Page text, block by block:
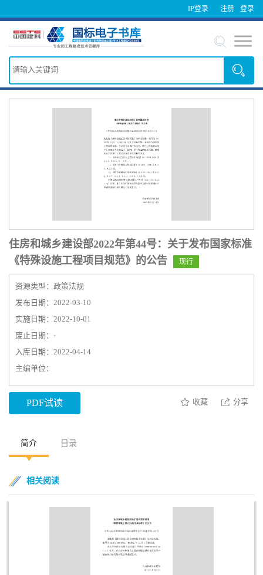
IP登录 登录
注册
住房和城乡建设部2022年第44号：关于发布国家标准
《特殊设施工程项目规范》的公告
现行
资源类型：政策法规
发布日期：2022-03-10
实施日期：2022-10-01
废止日期：-
入库日期：2022-04-14
主编单位：
PDF试读 收藏 分享
简介 目录
相关阅读